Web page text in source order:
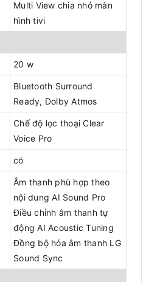
Multi View chia nhỏ màn
hình tivi
20 w
Bluetooth Surround
Ready, Dolby Atmos
Chế độ lọc thoại Clear
Voice Pro
có
Âm thanh phù hợp theo
nội dung AI Sound Pro
Điều chỉnh âm thanh tự
động AI Acoustic Tuning
Đồng bộ hóa âm thanh LG
Sound Sync